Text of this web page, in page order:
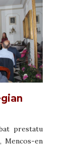
prestatu
Mencos-en